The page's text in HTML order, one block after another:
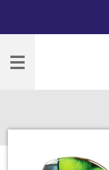
naar